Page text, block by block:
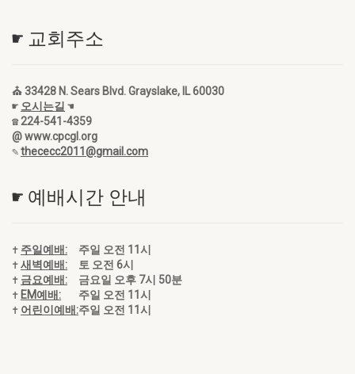
☛ 교회주소
⛪ 33428 N. Sears Blvd. Grayslake, IL 60030
☛ 오시는길 ☚
☎ 224-541-4359
@ www.cpcgl.org
✎thececc2011@gmail.com
☛ 예배시간 안내
✝ 주일예배:
주일 오전 11시
✝새벽예배:
토 오전 6시
✝ 금요예배:
금요일 오후 7시 50분
✝ EM예배:
주일 오전 11시
✝ 어린이예배:주일 오전 11시